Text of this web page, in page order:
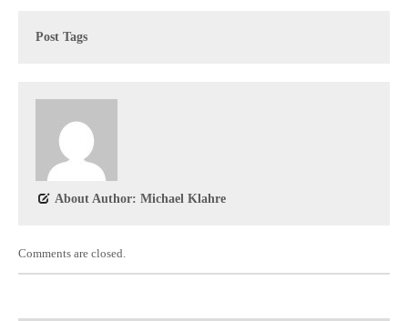
Post Tags
About Author: Michael Klahre
Comments are closed.